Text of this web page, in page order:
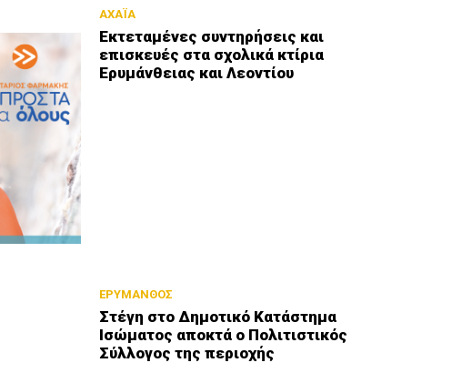
ΑΧΑΪΑ
Εκτεταμένες συντηρήσεις και
επισκευές στα σχολικά κτίρια
Ερυμάνθειας και Λεοντίου
ΕΡΥΜΑΝΘΟΣ
Στέγη στο Δημοτικό Κατάστημα
Ισώματος αποκτά ο Πολιτιστικός
Σύλλογος της περιοχής